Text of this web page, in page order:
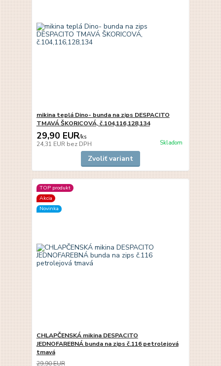
mikina teplá Dino- bunda na zips DESPACITO
TMAVÁ ŠKORICOVÁ, č.104,116,128,134
29,90 EUR/ks
24,31 EUR bez DPH Skladom
Zvoliť variant
TOP produkt
Akcia
Novinka
CHLAPČENSKÁ mikina DESPACITO
JEDNOFAREBNÁ bunda na zips č.116 petrolejová
tmavá
29,90 EUR